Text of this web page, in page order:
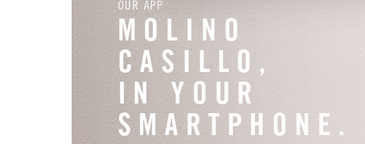
OUR APP
MOLINO
CASILLO,
IN YOUR
SMARTPHONE.